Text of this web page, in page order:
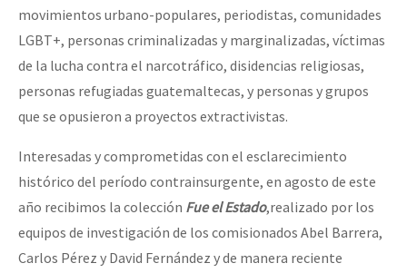
movimientos urbano-populares, periodistas, comunidades
LGBT+, personas criminalizadas y marginalizadas, víctimas
de la lucha contra el narcotráfico, disidencias religiosas,
personas refugiadas guatemaltecas, y personas y grupos
que se opusieron a proyectos extractivistas.
Interesadas y comprometidas con el esclarecimiento
histórico del período contrainsurgente, en agosto de este
año recibimos la colección Fue el Estado,realizado por los
equipos de investigación de los comisionados Abel Barrera,
Carlos Pérez y David Fernández y de manera reciente